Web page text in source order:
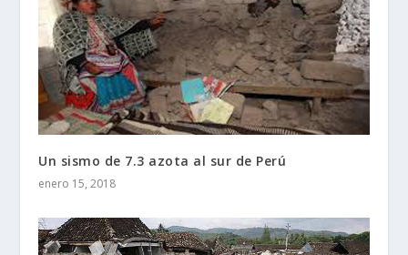
Un sismo de 7.3 azota al sur de Perú
enero 15, 2018